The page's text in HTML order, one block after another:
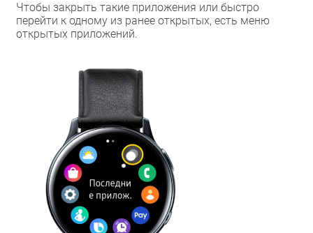
Чтобы закрыть такие приложения или быстро
перейти к одному из ранее открытых, есть меню
открытых приложений.